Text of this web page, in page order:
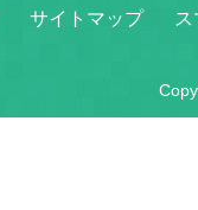
サイトマップ